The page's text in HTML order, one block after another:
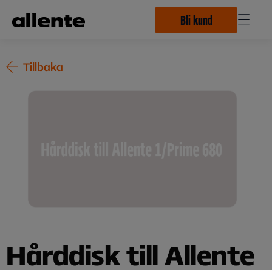
Bli kund
Tillbaka
Hårddisk till Allente